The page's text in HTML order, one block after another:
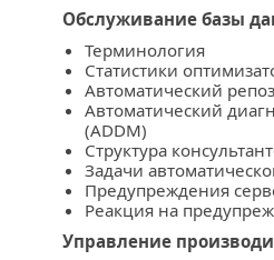
Обслуживание базы
Терминология
Статистики
Автоматический
Автоматический
(ADDM)
Структура
Задачи
Предупреждения
Реакция на
Управление